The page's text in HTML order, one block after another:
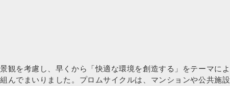
観を考慮し、早くから「快適な環境を創造する」をテーマによ
んでまいりました。プロムサイクルは、マンションや公共施設